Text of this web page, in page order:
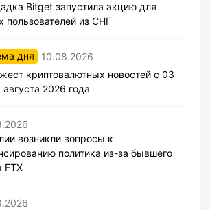
Bitget запустила акцию для
пользователей из СНГ
дня
10.08.2026
криптовалютных новостей с 03
августа 2026 года
возникли вопросы к
политика из-за бывшего
FTX